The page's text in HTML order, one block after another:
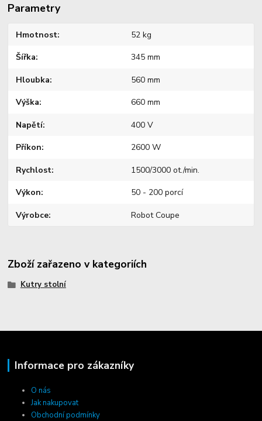
Parametry
Hmotnost 52 kg
Šířka 345 mm
Hloubka 560 mm
Výška 660 mm
Napětí 400 V
Příkon 2600 W
Rychlost 1500/3000 ot./min.
Výkon 50 - 200 porcí
Výrobce Robot Coupe
Zboží zařazeno v kategoriích
Kutry stolní
Informace pro zákazníky
O nás
Jak nakupovat
Obchodní podmínky